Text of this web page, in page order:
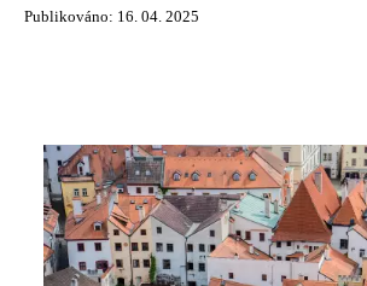
Publikováno: 16. 04. 2025